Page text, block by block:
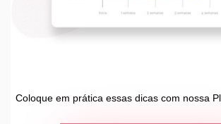
Coloque em prática essas dicas com nossa